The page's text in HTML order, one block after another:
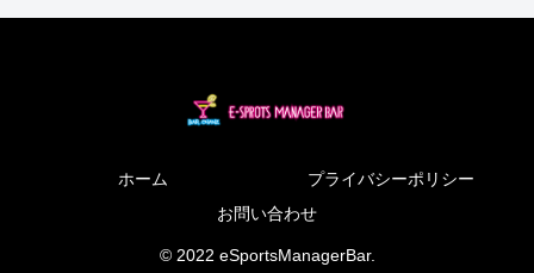
ホーム
プライバシーポリシー
お問い合わせ
© 2022 eSportsManagerBar.